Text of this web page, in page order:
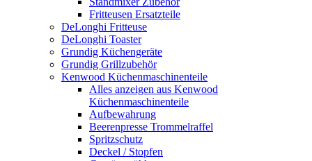
Fritteusen Ersatzteile
DeLonghi Fritteuse
DeLonghi Toaster
Grundig Küchengeräte
Grundig Grillzubehör
Kenwood Küchenmaschinenteile
Alles anzeigen aus Kenwood
Küchenmaschinenteile
Aufbewahrung
Beerenpresse Trommelraffel
Spritzschutz
Deckel / Stopfen